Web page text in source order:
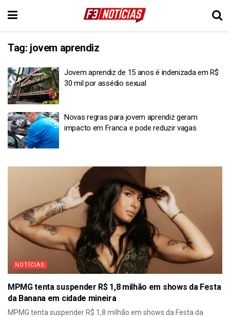
Tag: jovem aprendiz
Jovem aprendiz de 15 anos é indenizada em R$
30 mil por assédio sexual
Novas regras para jovem aprendiz geram
impacto em Franca e pode reduzir vagas
NOTÍCIAS
MPMG tenta suspender R$ 1,8 milhão em shows da Festa
da Banana em cidade mineira
MPMG tenta suspender R$ 1,8 milhão em shows da Festa da